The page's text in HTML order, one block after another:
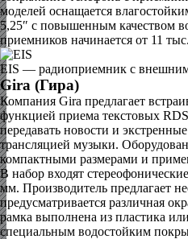
моделей оснащается
5,25″ с повышенным качеством
приемников начинается от 11
EIS — радиоприемник с
Gira (Гира)
Компания Gira предлагает
функцией приема текстовых
передавать новости и
трансляцией музыки.
компактными размерами и
В набор входят
мм. Производитель предлагает
предусматривается различная
рамка выполнена из пластика
специальным водостойким